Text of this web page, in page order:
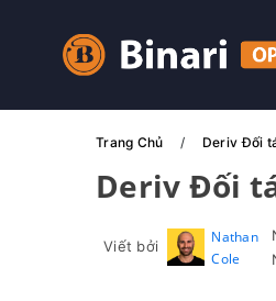
Trang Chủ Deriv Đối
Deriv Đối
Viết bởi
Nathan
Cole